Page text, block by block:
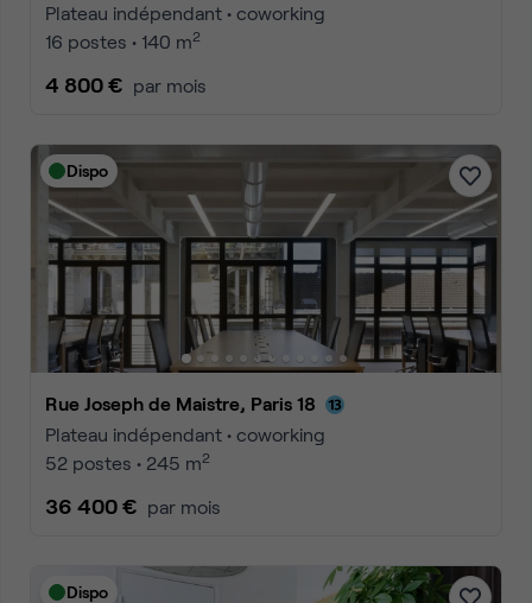
Plateau indépendant • coworking
16 postes • 140 m2
4 800 € par mois
Dispo
Rue Joseph de Maistre, Paris 18
Plateau indépendant • coworking
52 postes • 245 m2
36 400 € par mois
Dispo